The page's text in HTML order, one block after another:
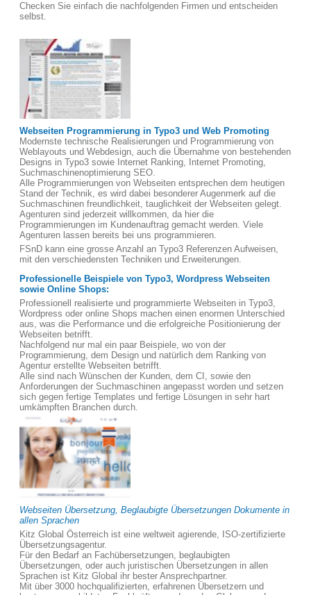
Checken Sie einfach die nachfolgenden Firmen und entscheiden
selbst.
Webseiten Programmierung in Typo3 und Web Promoting
Modernste technische Realisierungen und Programmierung von
Weblayouts und Webdesign, auch die Übernahme von bestehenden
Designs in Typo3 sowie Internet Ranking, Internet Promoting,
Suchmaschinenoptimierung SEO.
Alle Programmierungen von Webseiten entsprechen dem heutigen
Stand der Technik, es wird dabei besonderer Augenmerk auf die
Suchmaschinen freundlichkeit, tauglichkeit der Webseiten gelegt.
Agenturen sind jederzeit willkommen, da hier die
Programmierungen im Kundenauftrag gemacht werden. Viele
Agenturen lassen bereits bei uns programmieren.
FSnD kann eine grosse Anzahl an Typo3 Referenzen Aufweisen,
mit den verschiedensten Techniken und Erweiterungen.
Professionelle Beispiele von Typo3, Wordpress Webseiten
sowie Online Shops:
Professionell realisierte und programmierte Webseiten in Typo3,
Wordpress oder online Shops machen einen enormen Unterschied
aus, was die Performance und die erfolgreiche Positionierung der
Webseiten betrifft.
Nachfolgend nur mal ein paar Beispiele, wo von der
Programmierung, dem Design und natürlich dem Ranking von
Agentur erstellte Webseiten betrifft.
Alle sind nach Wünschen der Kunden, dem CI, sowie den
Anforderungen der Suchmaschinen angepasst worden und setzen
sich gegen fertige Templates und fertige Lösungen in sehr hart
umkämpften Branchen durch.
Webseiten Übersetzung, Beglaubigte Übersetzungen Dokumente in
allen Sprachen
Kitz Global Österreich ist eine weltweit agierende, ISO-zertifizierte
Übersetzungsagentur.
Für den Bedarf an Fachübersetzungen, beglaubigten
Übersetzungen, oder auch juristischen Übersetzungen in allen
Sprachen ist Kitz Global ihr bester Ansprechpartner.
Mit über 3000 hochqualifizierten, erfahrenen Übersetzern und